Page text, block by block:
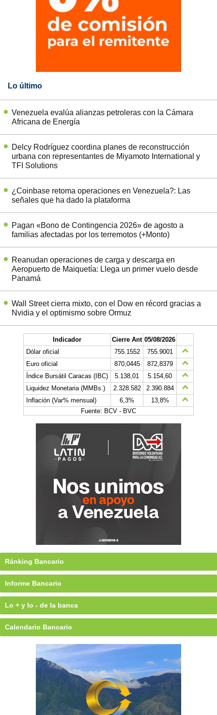
Lo último
Venezuela evalúa alianzas petroleras con la Cámara
Africana de Energía
Delcy Rodríguez coordina planes de reconstrucción
urbana con representantes de Miyamoto International y
TFI Solutions
¿Coinbase retoma operaciones en Venezuela?: Las
señales que ha dado la plataforma
Pagan «Bono de Contingencia 2026» de agosto a
familias afectadas por los terremotos (+Monto)
Reanudan operaciones de carga y descarga en
Aeropuerto de Maiquetía: Llega un primer vuelo desde
Panamá
Wall Street cierra mixto, con el Dow en récord gracias a
Nvidia y el optimismo sobre Ormuz
Indicador Cierre Ant 05/08/2026
Dólar oficial
755.1552
755.9001
Euro oficial
870,0445
872,8379
Índice Bursátil Caracas (IBC)
5.138,01
5.154,60
Liquidez Monetaria (MMBs.)
2.328.582
2.390.884
Inflación (Var% mensual)
6,3%
13,8%
Fuente: BCV - BVC
Ránking Bancario
Informe Bancario
Lo + y lo - de la banca
Calendario Bancario